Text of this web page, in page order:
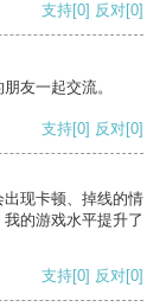
支持[0] 反对[0]
友一起交流。
支持[0] 反对[0]
现卡顿、掉线的情
的游戏水平提升了
支持[0] 反对[0]